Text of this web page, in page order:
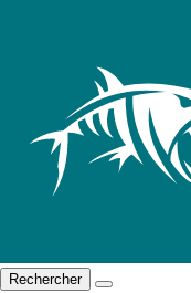
Rechercher